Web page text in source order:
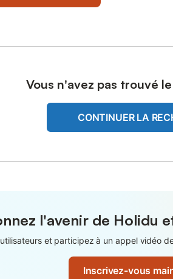
Vous n'avez pas trouvé
CONTINUER LA
l'avenir de Holidu
et participez à un appel vidéo
Inscrivez-vous